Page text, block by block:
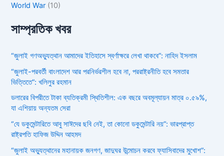
World War (10)
সাম্প্রতিক খবর
“জুলাই গণঅভ্যুত্থান আমাদের ইতিহাসে স্বর্ণাক্ষরে লেখা থাকবে”: নাহিদ ইসলাম
“জুলাই-পরবর্তী বাংলাদেশ আর পরনির্ভরশীল হবে না, পররাষ্ট্রনীতি হবে সমতার
ভিত্তিতে”: খলিলুর রহমান
ডলারের বিপরীতে টাকা ব্যতিক্রমী স্থিতিশীল: এক বছরে অবমূল্যায়ন মাত্র ০.৫৯%,
যা এশিয়ায় অন্যতম সেরা
“যে ডকুমেন্টারিতে আবু সাঈদের ছবি নেই, তা কোনো ডকুমেন্টারি নয়”: ভারপ্রাপ্ত
রাষ্ট্রপতি হাফিজ উদ্দিন আহমদ
“জুলাই অভ্যুত্থানের মহানায়ক জনগণ, জাদুঘর উন্মোচন করবে ফ্যাসিবাদের মুখোশ”: